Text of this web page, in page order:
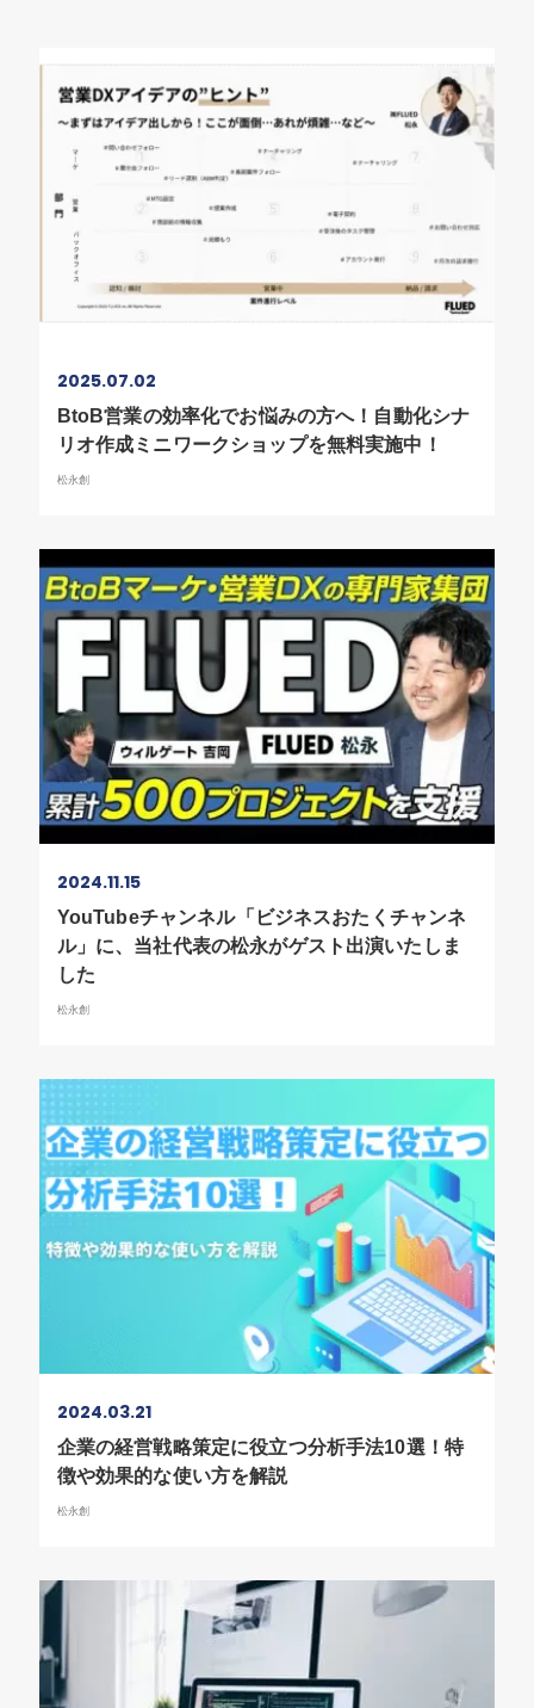
2025.07.02
BtoB営業の効率化でお悩みの方へ！自動化シナ
リオ作成ミニワークショップを無料実施中！
松永創
2024.11.15
YouTubeチャンネル「ビジネスおたくチャンネ
ル」に、当社代表の松永がゲスト出演いたしま
した
松永創
2024.03.21
企業の経営戦略策定に役立つ分析手法10選！特
徴や効果的な使い方を解説
松永創